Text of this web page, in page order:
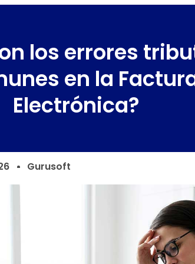
los errores
en la
Electrónica?
Gurusoft